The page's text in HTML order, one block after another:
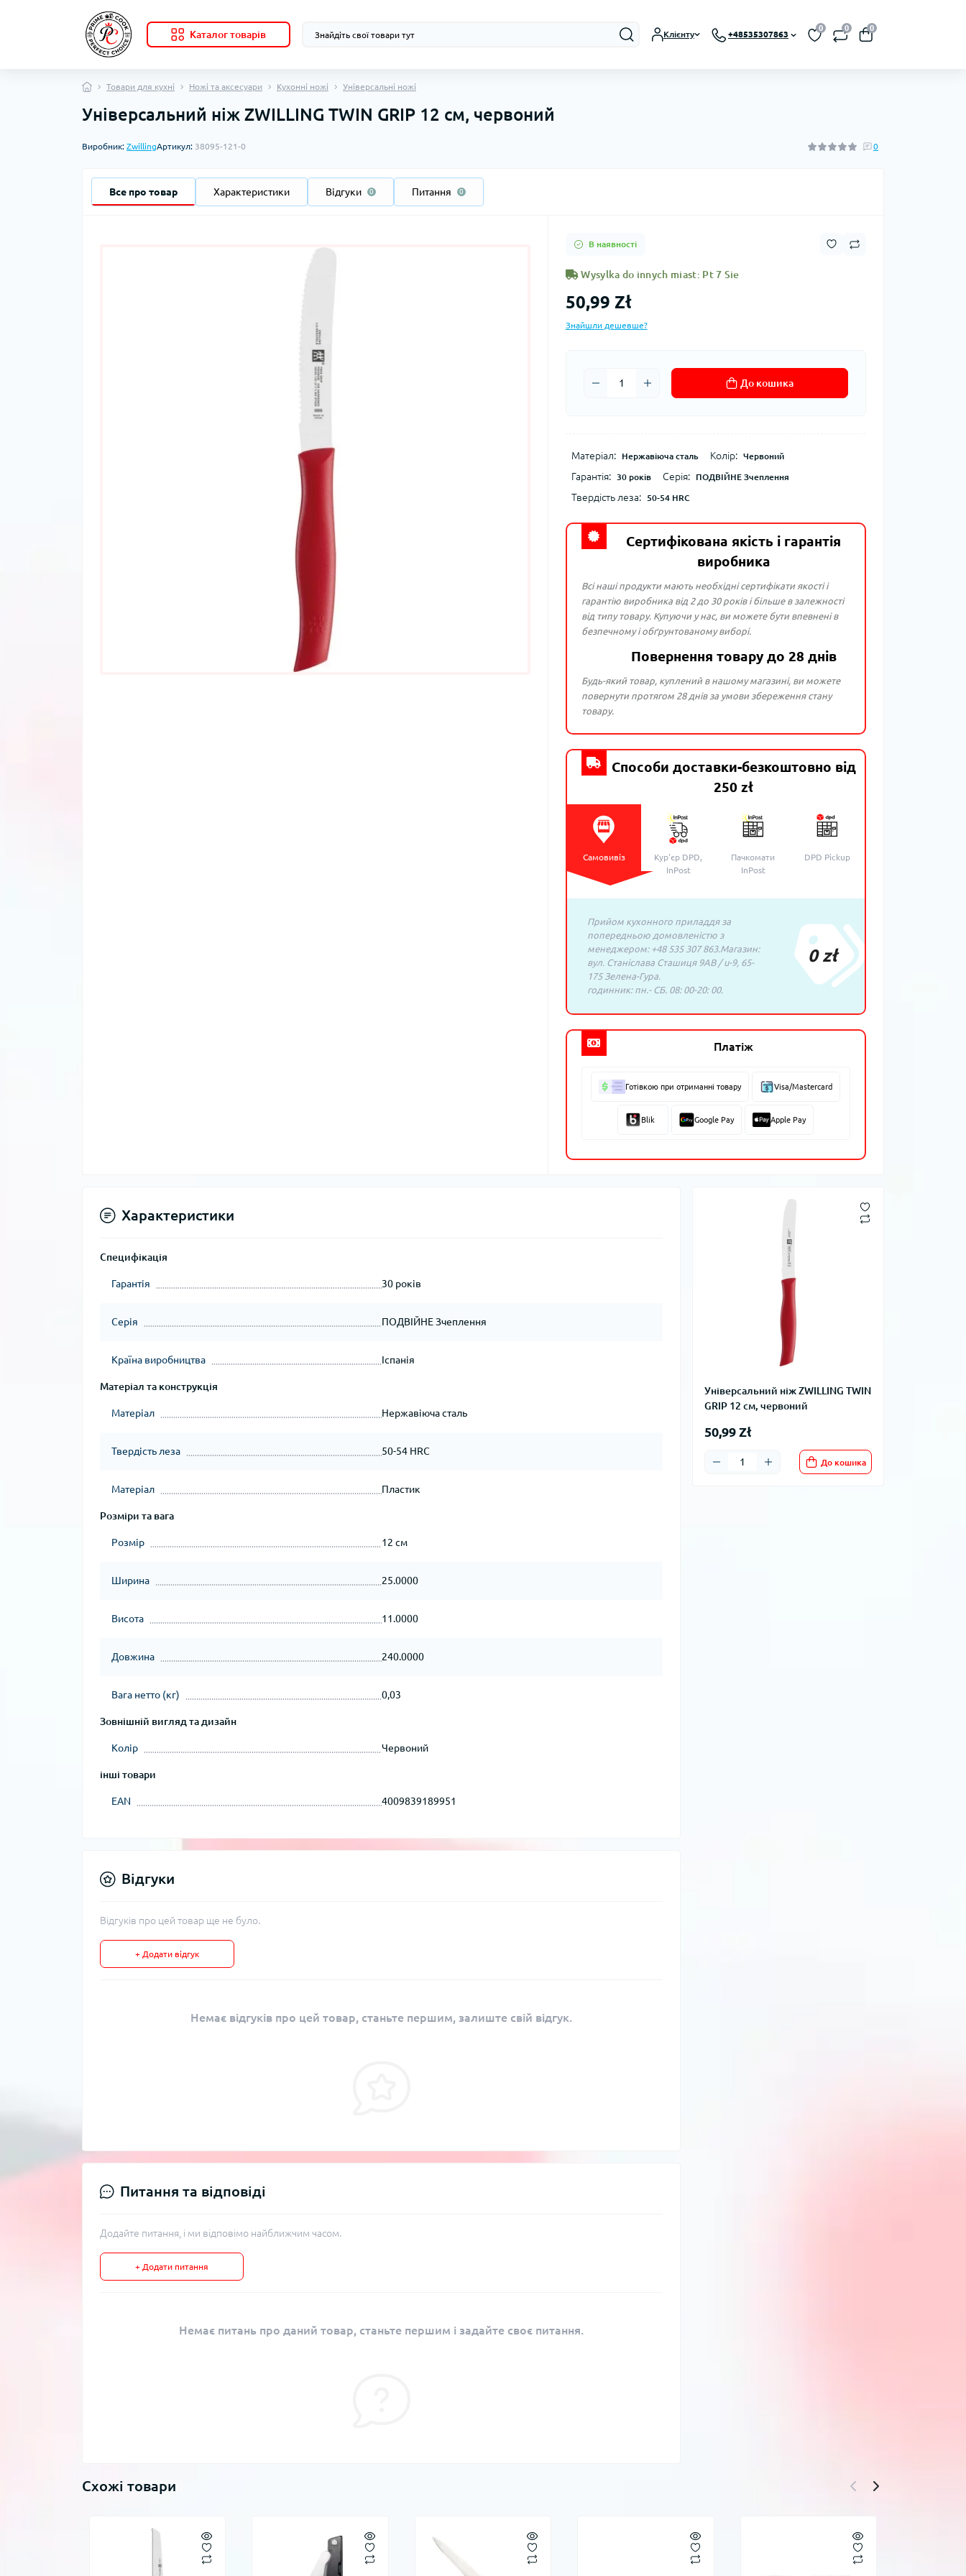
Каталог товарів Клієнту +48535307863
0 0 0
Товари для кухні Ножі та аксесуари Кухонні ножі Універсальні ножі
Універсальний ніж ZWILLING TWIN GRIP 12 см, червоний
Виробник: ZwillingАртикул: 38095-121-0 0
Все про товар Характеристики Відгуки 0 Питання 0
В наявності
Wysylka do innych miast: Pt 7 Sie
50,99 Zł
Знайшли дешевше?
До кошика
Матеріал: Нержавіюча сталь Колір: Червоний
Гарантія: 30 років Серія: ПОДВІЙНЕ Зчеплення
Твердість леза: 50-54 HRC
Сертифікована якість і гарантія
виробника
Всі наші продукти мають необхідні сертифікати якості і
гарантію виробника від 2 до 30 років і більше в залежності
від типу товару. Купуючи у нас, ви можете бути впевнені в
безпечному і обґрунтованому виборі.
Повернення товару до 28 днів
Будь-який товар, куплений в нашому магазині, ви можете
повернути протягом 28 днів за умови збереження стану
товару.
Способи доставки-безкоштовно від
250 zł
Самовивіз
Кур'єр DPD,
InPost
Пачкомати
InPost
DPD Pickup
Прийом кухонного приладдя за
попередньою домовленістю з
менеджером: +48 535 307 863.Магазин:
вул. Станіслава Сташиця 9AB / u-9, 65-
175 Зелена-Гура.
годинник: пн.- СБ. 08: 00-20: 00.
0 zł
Платіж
Готівкою при отриманні товару Visa/Mastercard
Blik Google Pay Apple Pay
Універсальний ніж ZWILLING TWIN
GRIP 12 см, червоний
50,99 Zł
До кошика
Характеристики
Специфікація
Гарантія 30 років
Серія ПОДВІЙНЕ Зчеплення
Країна виробництва Іспанія
Матеріал та конструкція
Матеріал Нержавіюча сталь
Твердість леза 50-54 HRC
Матеріал Пластик
Розміри та вага
Розмір 12 см
Ширина 25.0000
Висота 11.0000
Довжина 240.0000
Вага нетто (кг) 0,03
Зовнішній вигляд та дизайн
Колір Червоний
інші товари
EAN 4009839189951
Відгуки
Відгуків про цей товар ще не було.
+ Додати відгук
Немає відгуків про цей товар, станьте першим, залиште свій відгук.
Питання та відповіді
Додайте питання, і ми відповімо найближчим часом.
+ Додати питання
Немає питань про даний товар, станьте першим і задайте своє питання.
Схожі товари